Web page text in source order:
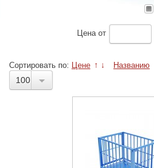
Ценаот
Сортировать по: Цене ↑ ↓ Названию
100